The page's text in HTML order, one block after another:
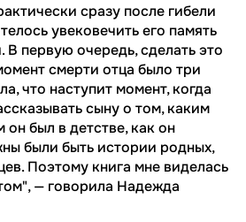
сразу после гибели
увековечить его память
В первую очередь, сделать это
смерти отца было три
что наступит момент, когда
сыну о том, каким
он был в детстве, как он
были быть истории родных,
Поэтому книга мне виделась
— говорила Надежда